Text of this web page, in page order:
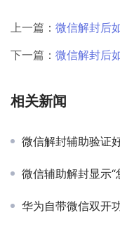
上一篇： 微信解封后
下一篇： 微信解封后
相关新闻
微信解封辅助验证
微信辅助解封显示“您的
华为自带微信双开